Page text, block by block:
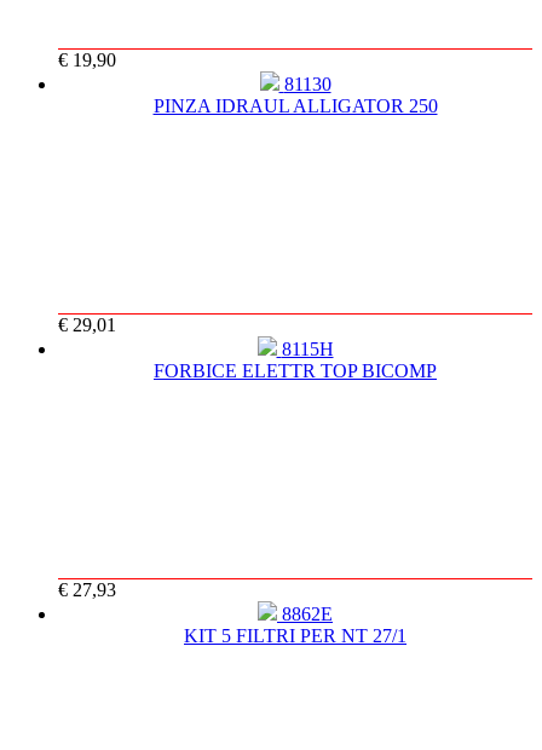
€ 19,90
81130
PINZA IDRAUL ALLIGATOR 250
€ 29,01
8115H
FORBICE ELETTR TOP BICOMP
€ 27,93
8862E
KIT 5 FILTRI PER NT 27/1